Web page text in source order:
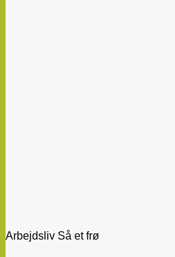
Arbejdsliv Så et frø